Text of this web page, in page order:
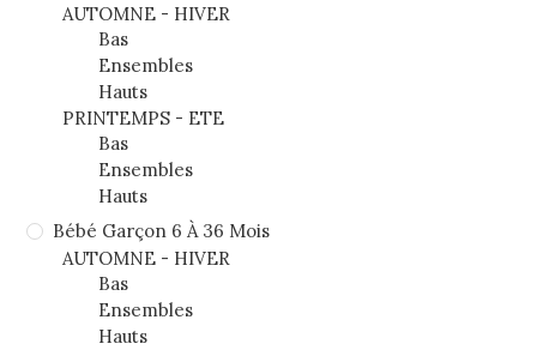
AUTOMNE - HIVER
Bas
Ensembles
Hauts
PRINTEMPS - ETE
Bas
Ensembles
Hauts
Bébé Garçon 6 À 36 Mois
AUTOMNE - HIVER
Bas
Ensembles
Hauts